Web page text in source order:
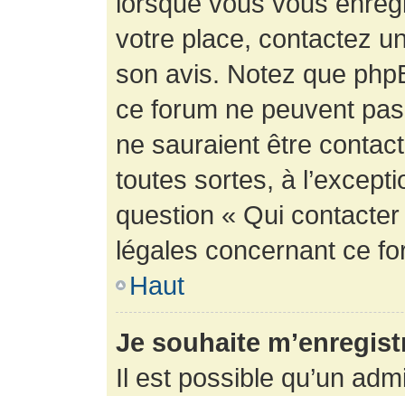
votre place, contactez
son avis. Notez que
ce forum ne peuvent
ne sauraient être
toutes sortes, à
question « Qui
légales concernant ce
Haut
Je souhaite
Il est possible qu’un